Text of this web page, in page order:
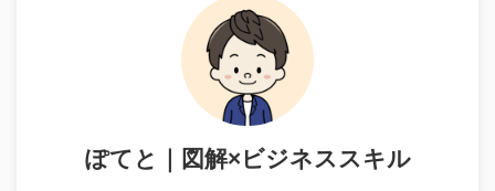
ぽてと｜図解×ビジネススキル